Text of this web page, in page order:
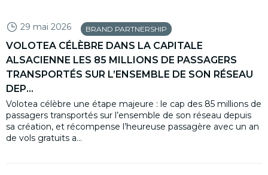
29 mai 2026 BRAND PARTNERSHIP
VOLOTEA CÉLÈBRE DANS LA CAPITALE
ALSACIENNE LES 85 MILLIONS DE PASSAGERS
TRANSPORTÉS SUR L’ENSEMBLE DE SON RÉSEAU
DEP...
Volotea célèbre une étape majeure : le cap des 85 millions de
passagers transportés sur l’ensemble de son réseau depuis
sa création, et récompense l’heureuse passagère avec un an
de vols gratuits a...